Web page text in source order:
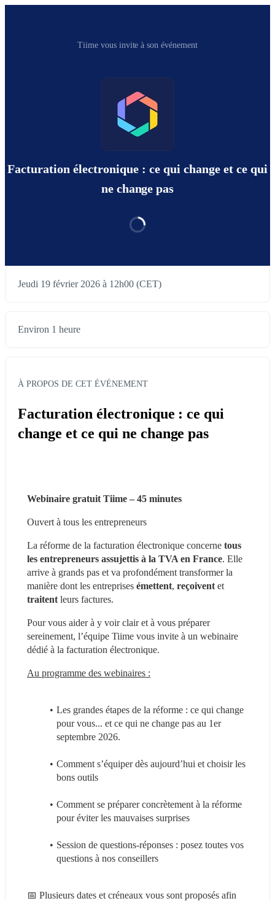
Tiime vous invite à son événement
Facturation électronique : ce qui change et ce qui
ne change pas
Jeudi 19 février 2026 à 12h00 (CET)
Environ 1 heure
À PROPOS DE CET ÉVÉNEMENT
Facturation électronique : ce qui
change et ce qui ne change pas
Webinaire gratuit Tiime – 45 minutes
Ouvert à tous les entrepreneurs
La réforme de la facturation électronique concerne tous
les entrepreneurs assujettis à la TVA en France. Elle
arrive à grands pas et va profondément transformer la
manière dont les entreprises émettent, reçoivent
traitent leurs factures.
Pour vous aider à y voir clair et à vous préparer
sereinement, l’équipe Tiime vous invite à un webinaire
dédié à la facturation électronique.
Au programme des webinaires :
Les grandes étapes de la réforme : ce qui change
pour vous... et ce qui ne change pas au 1er
septembre 2026.
Comment s’équiper dès aujourd’hui et choisir les
bons outils
Comment se préparer concrètement à la réforme
pour éviter les mauvaises surprises
Session de questions-réponses : posez toutes vos
questions à nos conseillers
📅 Plusieurs dates et créneaux vous sont proposés afin